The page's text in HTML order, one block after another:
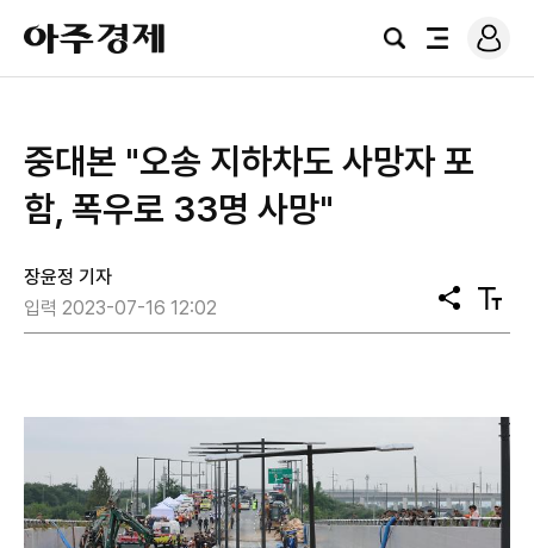
아
주
경
검
전
로
그
중대본 "오송 지하차도 사망자 포
함, 폭우로 33명 사망"
장윤정 기자
입력 2023-07-16 12:02
공
유
텍
스